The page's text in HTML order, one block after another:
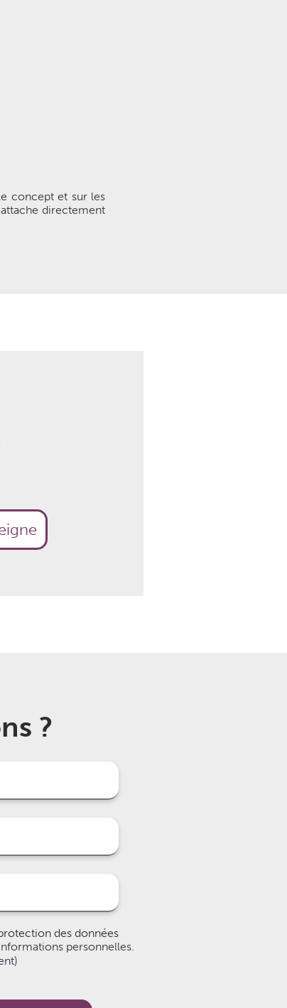
concept et sur les
directement
?
des données
personnelles.